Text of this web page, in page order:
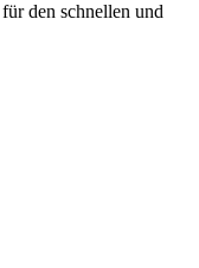
den schnellen und